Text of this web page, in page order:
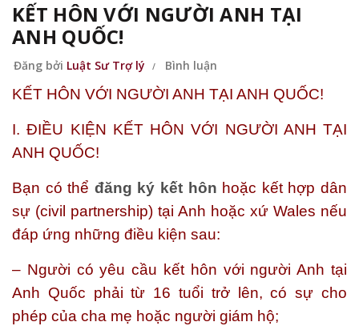
KẾT HÔN VỚI NGƯỜI ANH TẠI
ANH QUỐC!
Đăng bởi Luật Sư Trợ lý Bình luận
KẾT HÔN VỚI NGƯỜI ANH TẠI ANH QUỐC!
I. ĐIỀU KIỆN KẾT HÔN VỚI NGƯỜI ANH TẠI
ANH QUỐC!
Bạn có thể đăng ký kết hôn hoặc kết hợp dân
sự (civil partnership) tại Anh hoặc xứ Wales nếu
đáp ứng những điều kiện sau:
– Người có yêu cầu kết hôn với người Anh tại
Anh Quốc phải từ 16 tuổi trở lên, có sự cho
phép của cha mẹ hoặc người giám hộ;